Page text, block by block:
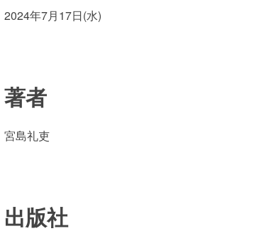
2024年7月17日(水)
著者
宮島礼吏
出版社